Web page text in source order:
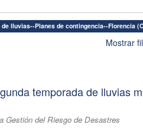
de lluvias--Planes de contingencia--Florencia
Mostrar
temporada de lluvias
Gestión del Riesgo de Desastres